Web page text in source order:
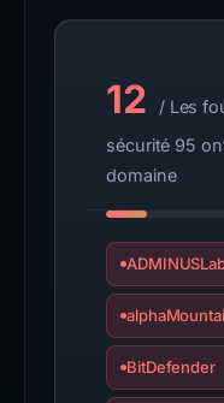
12
/ Les
sécurité 95
domaine
BitDefender